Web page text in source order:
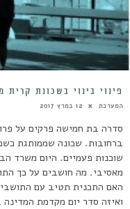
פינוי בינוי בשכונת
המערכת 12 במרץ 2017
סדרה בת חמישה פרקים על
ברחובות. שכונה שממותגת
שוכנות פעמיים. היום משרד
מאסיבי. מה חושבים על כך
האם התכנית תטיב עם
ואיזה סדר יום מקדמת המדינה